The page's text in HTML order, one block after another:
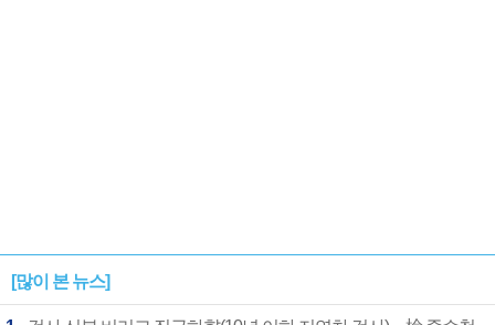
[많이 본 뉴스]